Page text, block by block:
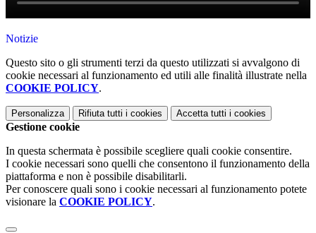
Notizie
Questo sito o gli strumenti terzi da questo utilizzati si avvalgono di
cookie necessari al funzionamento ed utili alle finalità illustrate nella
COOKIE POLICY.
Personalizza Rifiuta tutti i cookies Accetta tutti i cookies
Gestione cookie
In questa schermata è possibile scegliere quali cookie consentire.
I cookie necessari sono quelli che consentono il funzionamento della
piattaforma e non è possibile disabilitarli.
Per conoscere quali sono i cookie necessari al funzionamento potete
visionare la COOKIE POLICY.